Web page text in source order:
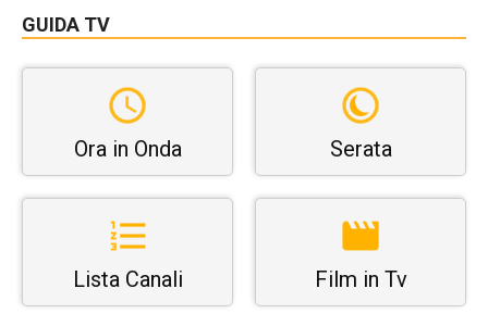
GUIDA TV
Ora in Onda Serata
Lista Canali Film in Tv